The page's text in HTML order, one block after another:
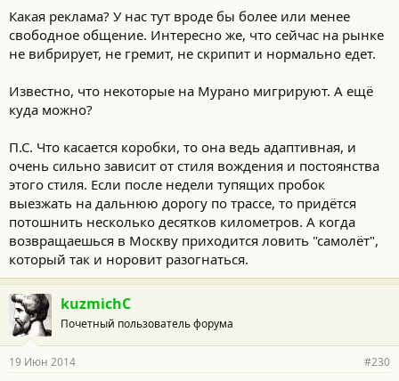
Какая реклама? У нас тут вроде бы более или менее
свободное общение. Интересно же, что сейчас на рынке
не вибрирует, не гремит, не скрипит и нормально едет.
Известно, что некоторые на Мурано мигрируют. А ещё
куда можно?
П.С. Что касается коробки, то она ведь адаптивная, и
очень сильно зависит от стиля вождения и постоянства
этого стиля. Если после недели тупящих пробок
выезжать на дальнюю дорогу по трассе, то придётся
потошнить несколько десятков километров. А когда
возвращаешься в Москву приходится ловить "самолёт",
который так и норовит разогнаться.
kuzmichC
Почетный пользователь форума
19 Июн 2014 #230